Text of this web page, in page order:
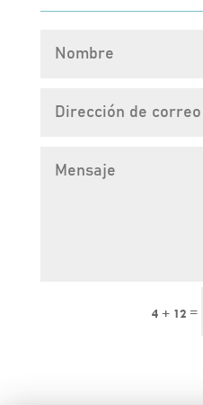
4 + 12 =